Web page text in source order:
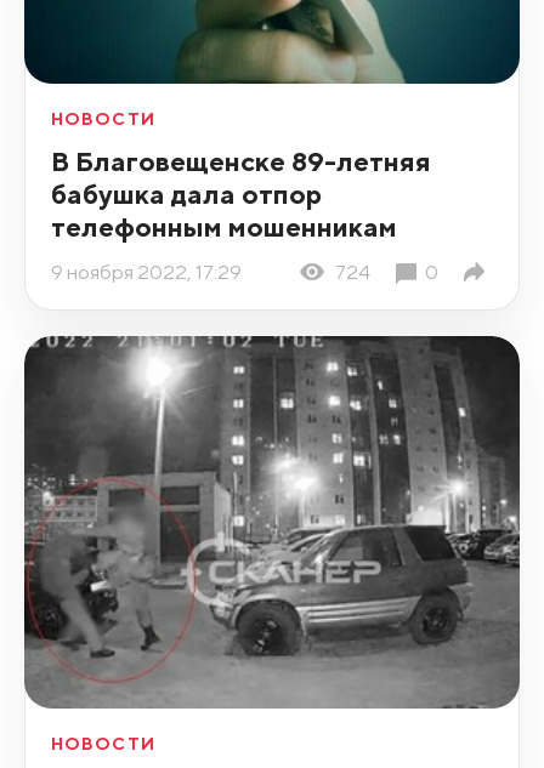
НОВОСТИ
В Благовещенске 89-летняя
бабушка дала отпор
телефонным мошенникам
9 ноября 2022, 17:29 724 0
НОВОСТИ